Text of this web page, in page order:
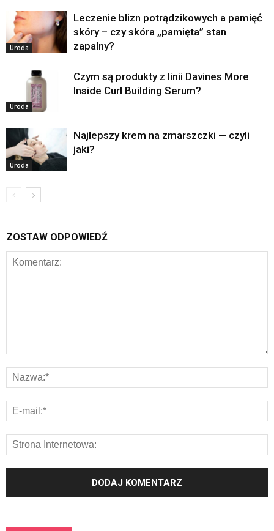
Uroda
Leczenie blizn potrądzikowych a pamięć
skóry – czy skóra „pamięta” stan
zapalny?
Uroda
Czym są produkty z linii Davines More
Inside Curl Building Serum?
Uroda
Najlepszy krem na zmarszczki — czyli
jaki?
ZOSTAW ODPOWIEDŹ